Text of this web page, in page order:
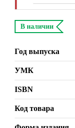
В наличии
Год выпуска
УМК
ISBN
Код товара